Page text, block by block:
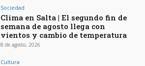
Sociedad
Clima en Salta | El segundo fin de
semana de agosto llega con
vientos y cambio de temperatura
8 de agosto, 2026
Cultura